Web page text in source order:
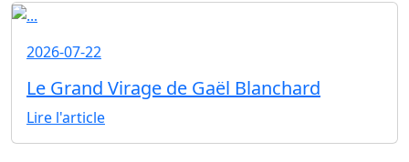
2026-07-22
Le Grand Virage de Gaël Blanchard
Lire l'article